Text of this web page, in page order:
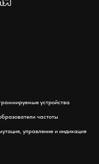
устройства
частоты
управление и индикация